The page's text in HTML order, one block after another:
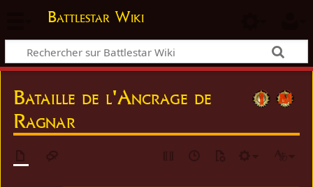
Battlestar Wiki
Bataille de l'Ancrage de
Ragnar